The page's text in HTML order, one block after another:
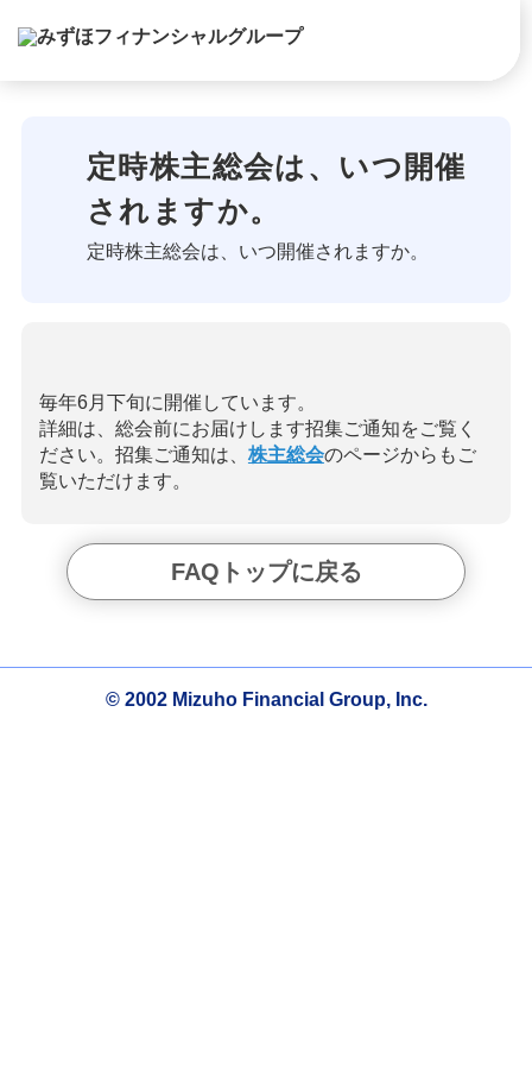
定時株主総会は、いつ開催
されますか。
定時株主総会は、いつ開催されますか。
毎年6月下旬に開催しています。
詳細は、総会前にお届けします招集ご通知をご覧く
ださい。招集ご通知は、 株主総会のページからもご
覧いただけます。
FAQトップに戻る
© 2002 Mizuho Financial Group, Inc.